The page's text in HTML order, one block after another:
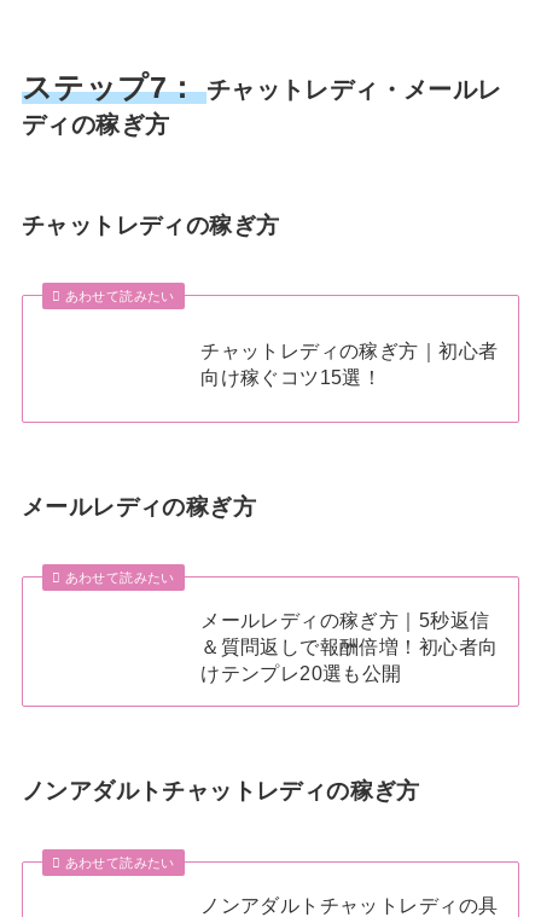
ステップ7： チャットレディ・メールレ
ディの稼ぎ方
チャットレディの稼ぎ方
あわせて読みたい
チャットレディの稼ぎ方｜初心者
向け稼ぐコツ15選！
メールレディの稼ぎ方
あわせて読みたい
メールレディの稼ぎ方｜5秒返信
＆質問返しで報酬倍増！初心者向
けテンプレ20選も公開
ノンアダルトチャットレディの稼ぎ方
あわせて読みたい
ノンアダルトチャットレディの具